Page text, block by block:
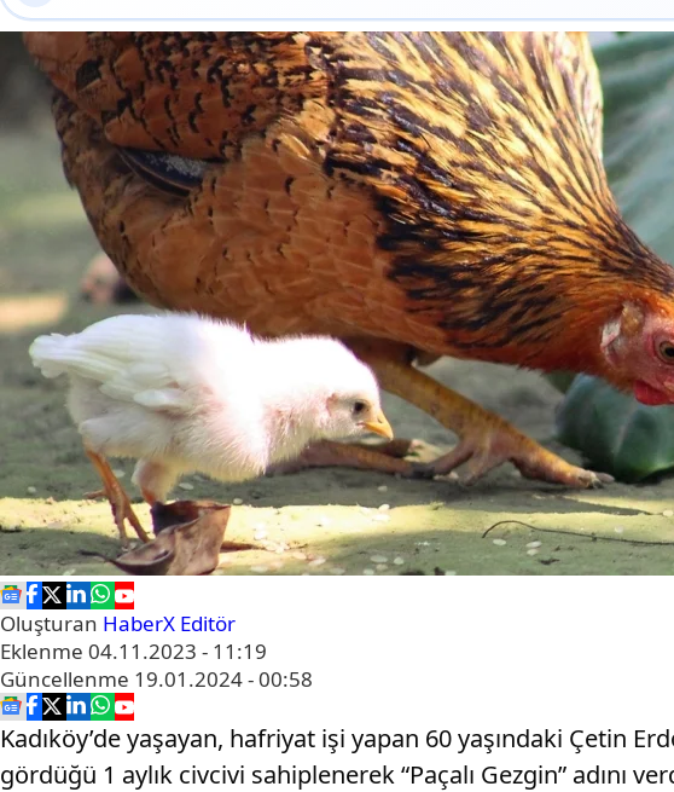
Oluşturan HaberX Editör
Eklenme 04.11.2023 - 11:19
Güncellenme 19.01.2024 - 00:58
Kadıköy’de yaşayan, hafriyat işi yapan 60 yaşındaki Çetin
gördüğü 1 aylık civcivi sahiplenerek “Paçalı Gezgin” adını